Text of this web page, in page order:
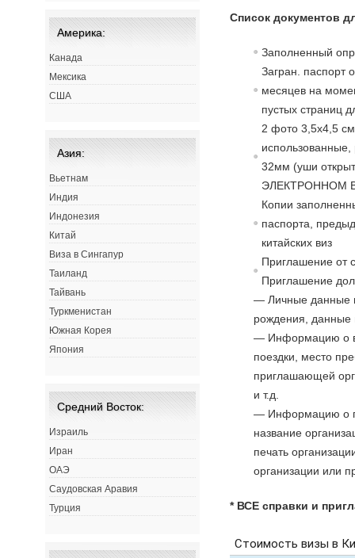
Список документов
Заполненный
Загран. паспорт
месяцев на
пустых страниц
2 фото 3,5х4,5
32мм (уши
ЭЛЕКТРОННОМ
Копии
паспорта,
китайских виз
Приглашение от
Приглашение
— Личные данные
рождения, данные
— Информацию о
поездки, место
приглашающей
и т.д.
— Информацию о
название
печать
организации или
* ВСЕ справки и
Америка:
Канада
Мексика
США
Азия:
Вьетнам
Индия
Индонезия
Китай
Виза в Сингапур
Таиланд
Тайвань
Туркменистан
Южная Корея
Япония
Средний Восток:
Израиль
Иран
ОАЭ
Саудовская Аравия
Турция